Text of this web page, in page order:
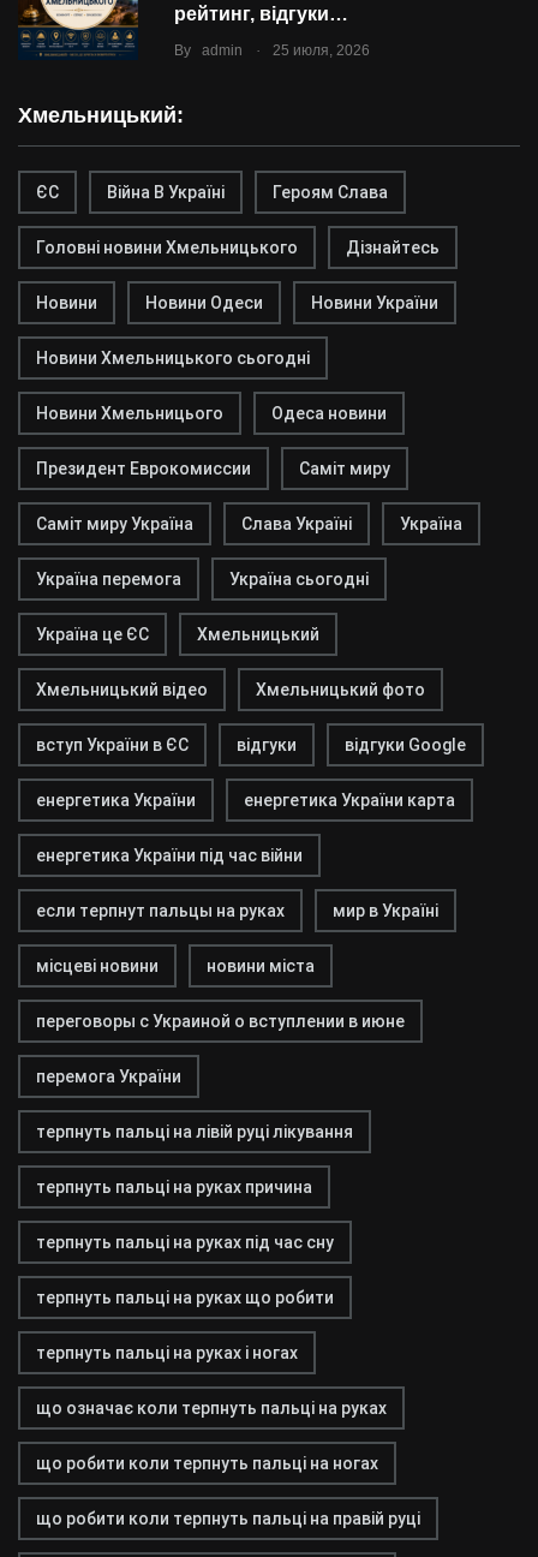
рейтинг, відгуки…
By admin . 25 июля, 2026
Хмельницький:
ЄС Війна В Україні Героям Слава
Головні новини Хмельницького Дізнайтесь
Новини Новини Одеси Новини України
Новини Хмельницького сьогодні
Новини Хмельницього Одеса новини
Президент Еврокомиссии Саміт миру
Саміт миру Україна Слава Україні Україна
Україна перемога Україна сьогодні
Україна це ЄС Хмельницький
Хмельницький відео Хмельницький фото
вступ України в ЄС відгуки відгуки Google
енергетика України енергетика України карта
енергетика України під час війни
если терпнут пальцы на руках мир в Україні
місцеві новини новини міста
переговоры с Украиной о вступлении в июне
перемога України
терпнуть пальці на лівій руці лікування
терпнуть пальці на руках причина
терпнуть пальці на руках під час сну
терпнуть пальці на руках що робити
терпнуть пальці на руках і ногах
що означає коли терпнуть пальці на руках
що робити коли терпнуть пальці на ногах
що робити коли терпнуть пальці на правій руці